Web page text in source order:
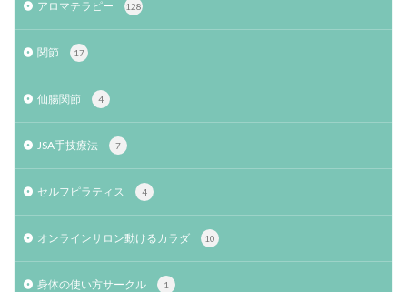
アロマテラピー 128
関節 17
仙腸関節 4
JSA手技療法 7
セルフピラティス 4
オンラインサロン動けるカラダ 10
身体の使い方サークル 1